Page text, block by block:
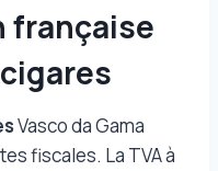
française
Vasco da Gama
fiscales. La TVA à